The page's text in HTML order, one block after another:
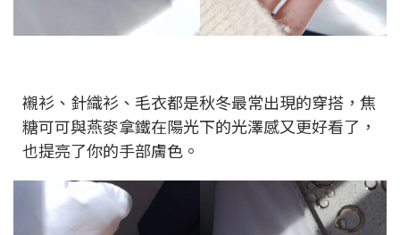
襯衫、針織衫、毛衣都是秋冬最常出現的穿搭，焦
糖可可與燕麥拿鐵在陽光下的光澤感又更好看了，
也提亮了你的手部膚色。